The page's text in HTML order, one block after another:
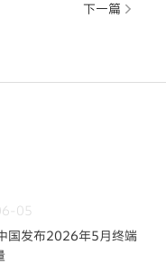
下一篇
05
国发布2026年5月终端